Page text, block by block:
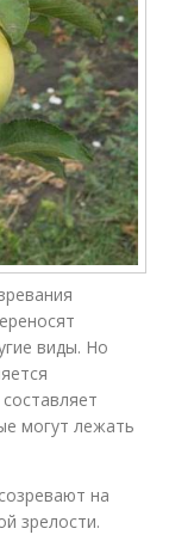
виды. Но
могут лежать
на
зрелости.